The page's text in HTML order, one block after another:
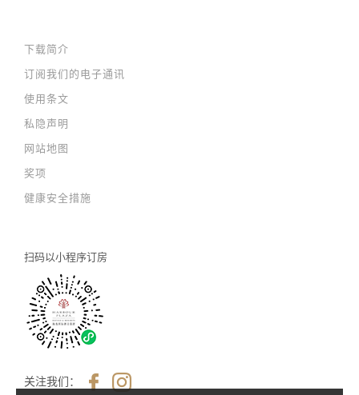
下载简介
订阅我们的电子通讯
使用条文
私隐声明
网站地图
奖项
健康安全措施
扫码以小程序订房
关注我们：